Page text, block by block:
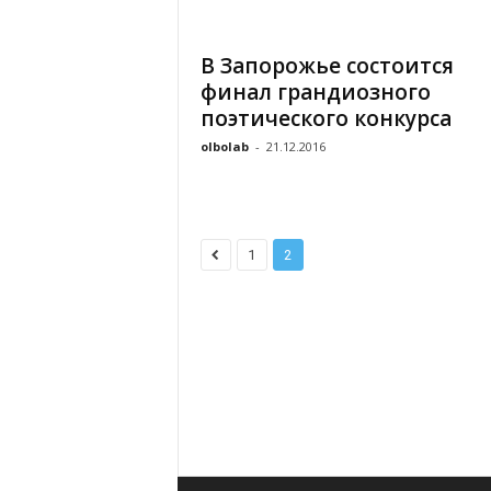
В Запорожье состоится
финал грандиозного
поэтического конкурса
olbolab - 21.12.2016
1 2